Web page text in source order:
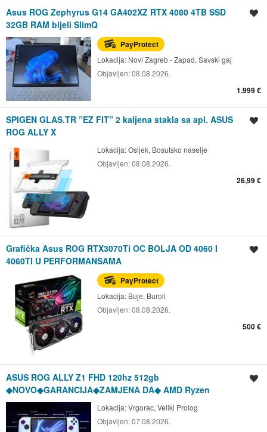
Asus ROG Zephyrus G14 GA402XZ RTX 4080 4TB SSD
32GB RAM bijeli SlimQ
PayProtect
Lokacija: Novi Zagreb - Zapad, Savski gaj
Objavljen:08.08.2026.
1.999 €
SPIGEN GLAS.TR ”EZ FIT” 2 kaljena stakla sa apl. ASUS
ROG ALLY X
Lokacija:Osijek, Bosutsko naselje
Objavljen:08.08.2026.
26,99 €
Grafička Asus ROG RTX3070Ti OC BOLJA OD 4060 I
4060TI U PERFORMANSAMA
PayProtect
Lokacija: Buje, Buroli
Objavljen:08.08.2026.
500 €
ASUS ROG ALLY Z1 FHD 120hz 512gb
◆NOVO◆GARANCIJA◆ZAMJENA DA◆ AMD Ryzen
Lokacija:Vrgorac, Veliki Prolog
Objavljen:07.08.2026.